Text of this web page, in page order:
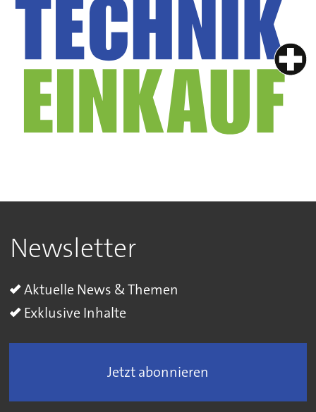
Newsletter
Aktuelle News & Themen
Exklusive Inhalte
Jetzt abonnieren